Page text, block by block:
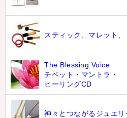
スティック、マレット、
The Blessing Voice
チベット・マントラ・
ヒーリングCD
神々とつながるジュエリ